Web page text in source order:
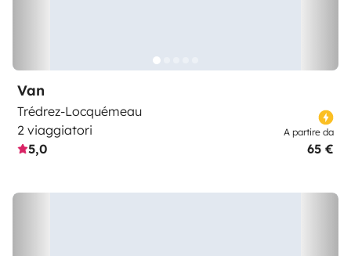
Van
Trédrez-Locquémeau
2 viaggiatori
5,0
A partire da
65 €